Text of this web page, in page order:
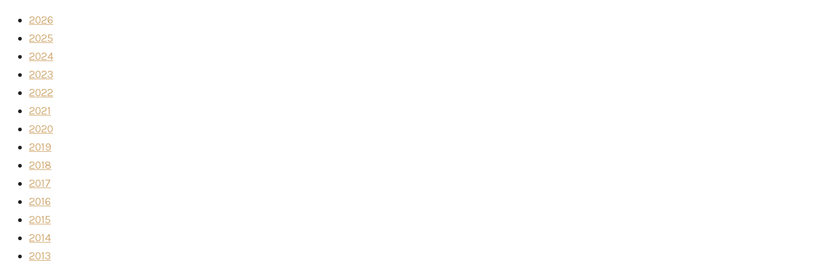
2026
2025
2024
2023
2022
2021
2020
2019
2018
2017
2016
2015
2014
2013